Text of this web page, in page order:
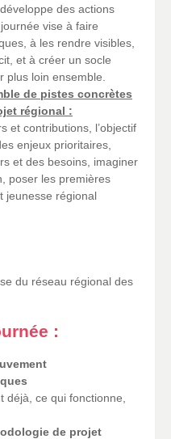
des actions
vise à faire
à les rendre visibles,
et à créer un socle
plus loin ensemble.
de pistes concrètes
régional :
et contributions, l’objectif
enjeux prioritaires,
et des besoins, imaginer
poser les premières
jeunesse régional
du réseau régional des
:
ce qui fonctionne,
de projet